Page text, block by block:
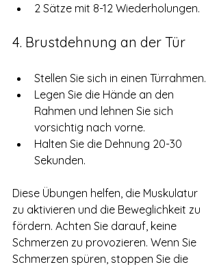
2 Sätze mit 8-12 Wiederholungen.
4. Brustdehnung an der Tür
Stellen Sie sich in einen Türrahmen.
Legen Sie die Hände an den
Rahmen und lehnen Sie sich
vorsichtig nach vorne.
Halten Sie die Dehnung 20-30
Sekunden.
Diese Übungen helfen, die Muskulatur
zu aktivieren und die Beweglichkeit zu
fördern. Achten Sie darauf, keine
Schmerzen zu provozieren. Wenn Sie
Schmerzen spüren, stoppen Sie die